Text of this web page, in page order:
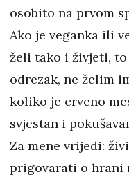
osobito na prvom
Ako je veganka ili
želi tako i živjeti,
odrezak, ne želim
koliko je crveno
svjestan i
Za mene vrijedi:
prigovarati o hrani